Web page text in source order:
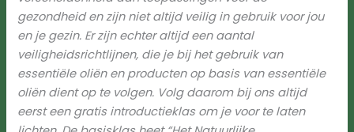
gezondheid en zijn niet altijd veilig in gebruik voor jou
en je gezin. Er zijn echter altijd een aantal
veiligheidsrichtlijnen, die je bij het gebruik van
essentiële oliën en producten op basis van essentiële
oliën dient op te volgen. Volg daarom bij ons altijd
eerst een gratis introductieklas om je voor te laten